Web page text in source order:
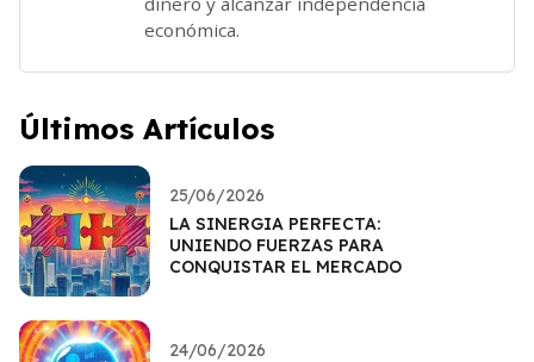
económica.
Últimos Artículos
25/06/2026
LA SINERGIA PERFECTA:
UNIENDO FUERZAS PARA
CONQUISTAR EL MERCADO
24/06/2026